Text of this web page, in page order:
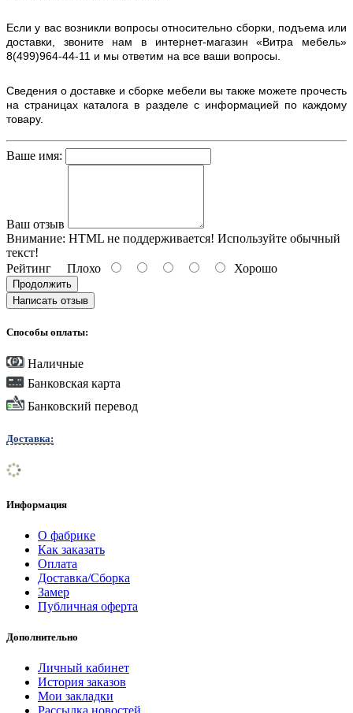
Если у вас возникли вопросы относительно сборки, подъема или
доставки, звоните нам в интернет-магазин «Витра мебель»
8(499)964-44-11 и мы ответим на все ваши вопросы.
Сведения о доставке и сборке мебели вы также можете прочесть
на страницах каталога в разделе с информацией по каждому
товару.
Ваше имя:
Ваш отзыв
Внимание: HTML не поддерживается! Используйте обычный
текст!
Рейтинг Плохо Хорошо
Продолжить
Написать отзыв
Способы оплаты:
Наличные
Банковская карта
Банковский перевод
Доставка:
Информация
О фабрике
Как заказать
Оплата
Доставка/Сборка
Замер
Публичная оферта
Дополнительно
Личный кабинет
История заказов
Мои закладки